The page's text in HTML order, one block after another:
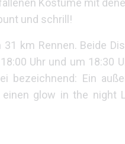
Kostüme mit
und schrill!
km Rennen. Beide
Uhr und um 18:30
bezeichnend: Ein
glow in the night